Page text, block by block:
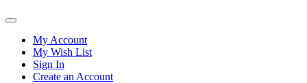
My Account
My Wish List
Sign In
Create an Account